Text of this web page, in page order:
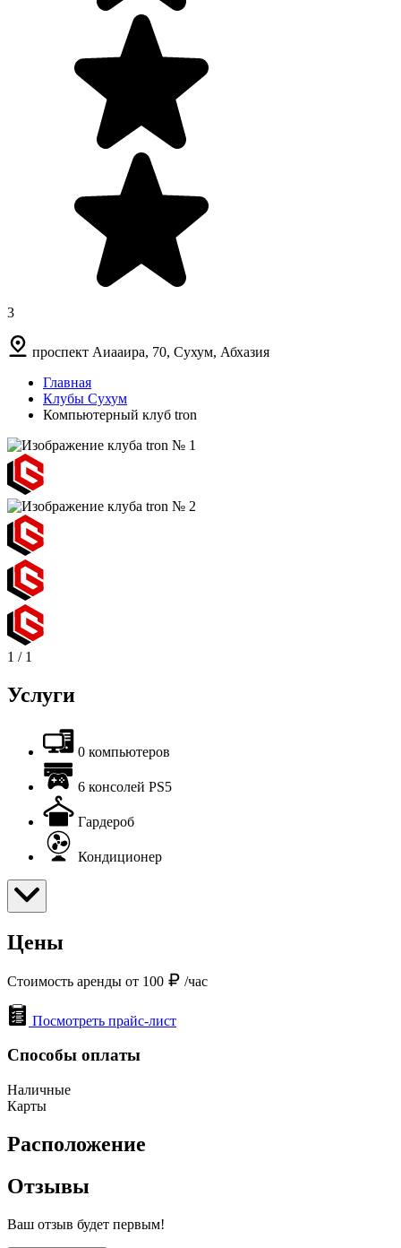
3
проспект Аиааира, 70, Сухум, Абхазия
Главная
Клубы Сухум
Компьютерный клуб tron
1 / 1
Услуги
0 компьютеров
6 консолей PS5
Гардероб
Кондиционер
Цены
Стоимость аренды от 100 /час
Посмотреть прайс-лист
Способы оплаты
Наличные
Карты
Расположение
Отзывы
Ваш отзыв будет первым!